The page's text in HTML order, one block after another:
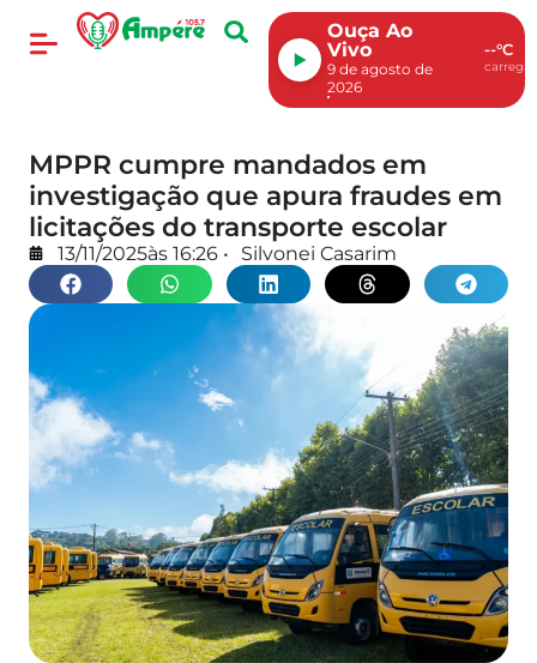
Ouça Ao
Vivo
9 de agosto de
2026
--°C
MPPR cumpre mandados em
investigação que apura fraudes em
licitações do transporte escolar
13/11/2025às 16:26 • Silvonei Casarim